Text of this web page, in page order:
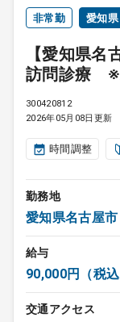
非常勤 愛知県
【愛知県
訪問診療 ※
300420812
2026年05月08日更新
時間調整
勤務地
愛知県名古屋市
給与
90,000円（税込
交通アクセス